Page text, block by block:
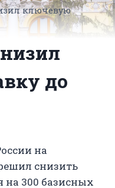
ключевую
до
на
снизить
на 300 базисных